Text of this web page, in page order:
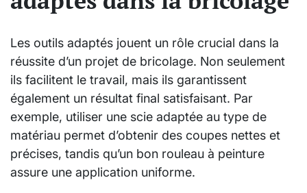
Les outils adaptés jouent un rôle crucial dans la
réussite d’un projet de bricolage. Non seulement
ils facilitent le travail, mais ils garantissent
également un résultat final satisfaisant. Par
exemple, utiliser une scie adaptée au type de
matériau permet d’obtenir des coupes nettes et
précises, tandis qu’un bon rouleau à peinture
assure une application uniforme.